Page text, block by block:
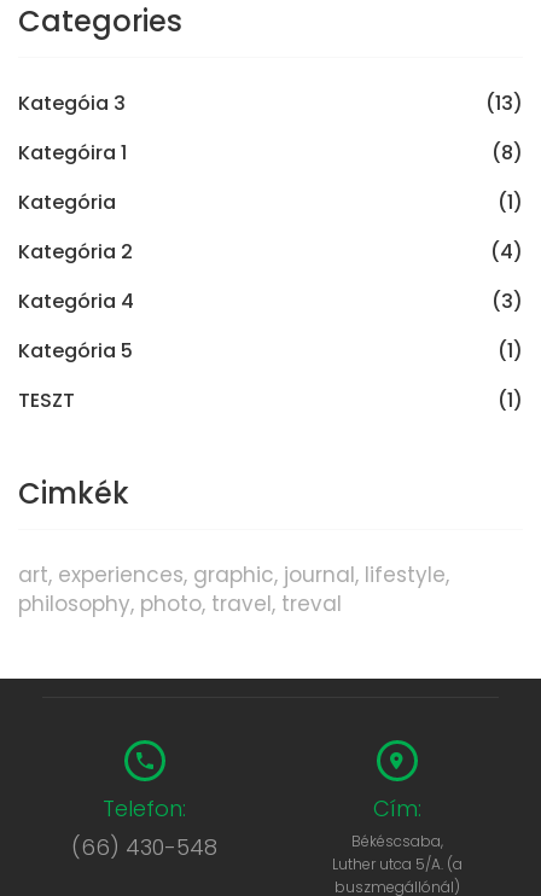
Categories
Kategóia 3
(13)
Kategóira 1
(8)
Kategória
(1)
Kategória 2
(4)
Kategória 4
(3)
Kategória 5
(1)
TESZT
(1)
Cimkék
art experiences graphic journal lifestyle
philosophy photo travel treval
Telefon:
(66) 430-548
Cím:
Békéscsaba,
Luther utca 5/A. (a
buszmegállónál)